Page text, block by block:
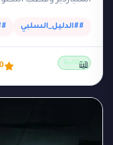
##الدليل_السلبي
مجانية📖